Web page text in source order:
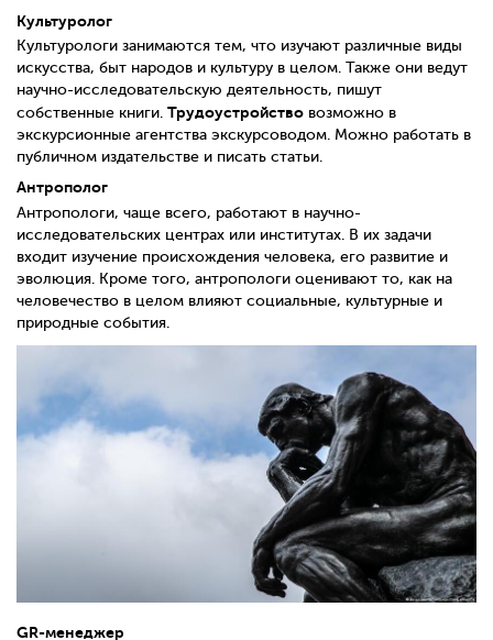
Культуролог
Культурологи занимаются тем, что изучают различные виды
искусства, быт народов и культуру в целом. Также они ведут
научно-исследовательскую деятельность, пишут
собственные книги. Трудоустройство возможно в
экскурсионные агентства экскурсоводом. Можно работать в
публичном издательстве и писать статьи.
Антрополог
Антропологи, чаще всего, работают в научно-
исследовательских центрах или институтах. В их задачи
входит изучение происхождения человека, его развитие и
эволюция. Кроме того, антропологи оценивают то, как на
человечество в целом влияют социальные, культурные и
природные события.
GR-менеджер